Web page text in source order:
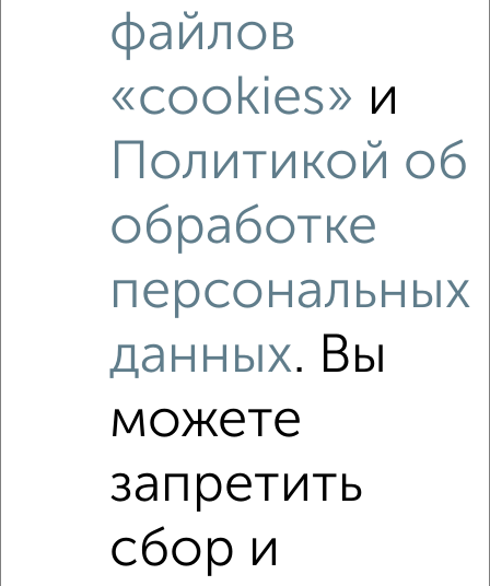
Это предложение
Средняя цена по городу
Похожие предложения рядом
файлов
«cookies» и
Политикой об
обработке
персональных
данных. Вы
можете
запретить
сбор и